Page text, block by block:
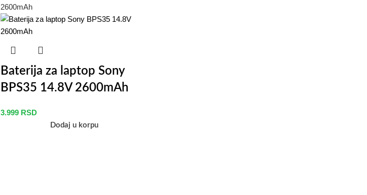
Baterija za laptop Sony
BPS35 14.8V 2600mAh
3.999 RSD
Dodaj u korpu